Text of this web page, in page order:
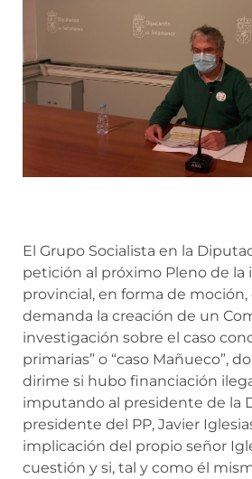
El Grupo Socialista en la
petición al próximo Pleno de la
provincial, en forma de moción,
demanda la creación de un
investigación sobre el caso
primarias” o “caso Mañueco”,
dirime si hubo financiación
imputando al presidente de la
presidente del PP, Javier
implicación del propio señor
cuestión y si, tal y como él